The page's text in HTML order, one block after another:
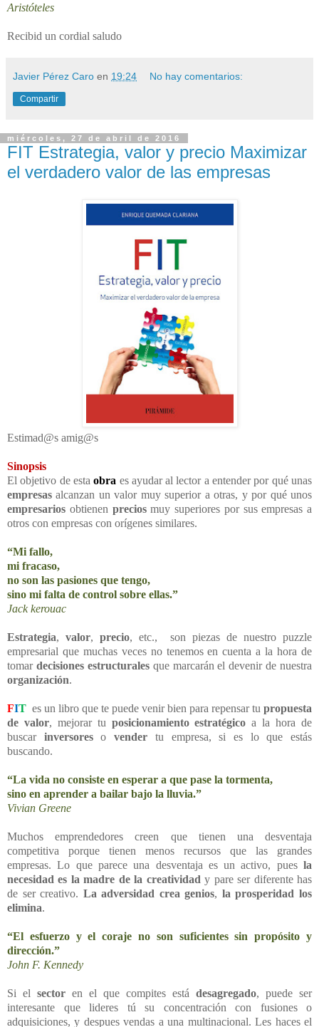
Aristóteles
Recibid un cordial saludo
Javier Pérez Caro en 19:24 No hay comentarios:
Compartir
miércoles, 27 de abril de 2016
FIT Estrategia, valor y precio Maximizar
el verdadero valor de las empresas
Estimad@s amig@s
Sinopsis
El objetivo de estaobra es ayudar al lector a entender por qué unas
empresas alcanzan un valor muy superior a otras, y por qué unos
empresarios obtienen preciosmuy superiores por sus empresas a
otros con empresas con orígenes similares.
“Mi fallo,
mi fracaso,
no son las pasiones que tengo,
sino mi falta de control sobre ellas.”
Jack kerouac
Estrategia, valor, precio, etc., son piezas de nuestro puzzle
empresarial que muchas veces no tenemos en cuenta a la hora de
tomar decisiones estructuralesque marcarán el devenir de nuestra
organización.
FIT es un libro que te puede venir bien para repensar tu propuesta
de valor, mejorar tu posicionamiento estratégico a la hora de
buscar inversoresovender tu empresa, si es lo que estás
buscando.
“La vida no consiste en esperar a que pase la tormenta,
sino en aprender a bailar bajo la lluvia.”
Vivian Greene
Muchos emprendedores creen que tienen una desventaja
competitiva porque tienen menos recursos que las grandes
empresas. Lo que parece una desventaja es un activo, pues la
necesidad es la madre de la creatividady pare ser diferente has
de ser creativo. La adversidad crea genios, la prosperidad los
elimina.
“El esfuerzo y el coraje no son suficientes sin propósito y
dirección.”
John F. Kennedy
Si el sector en el que compites está desagregado, puede ser
interesante que lideres tú su concentración con fusiones o
adquisiciones, y despues vendas a una multinacional. Les haces el